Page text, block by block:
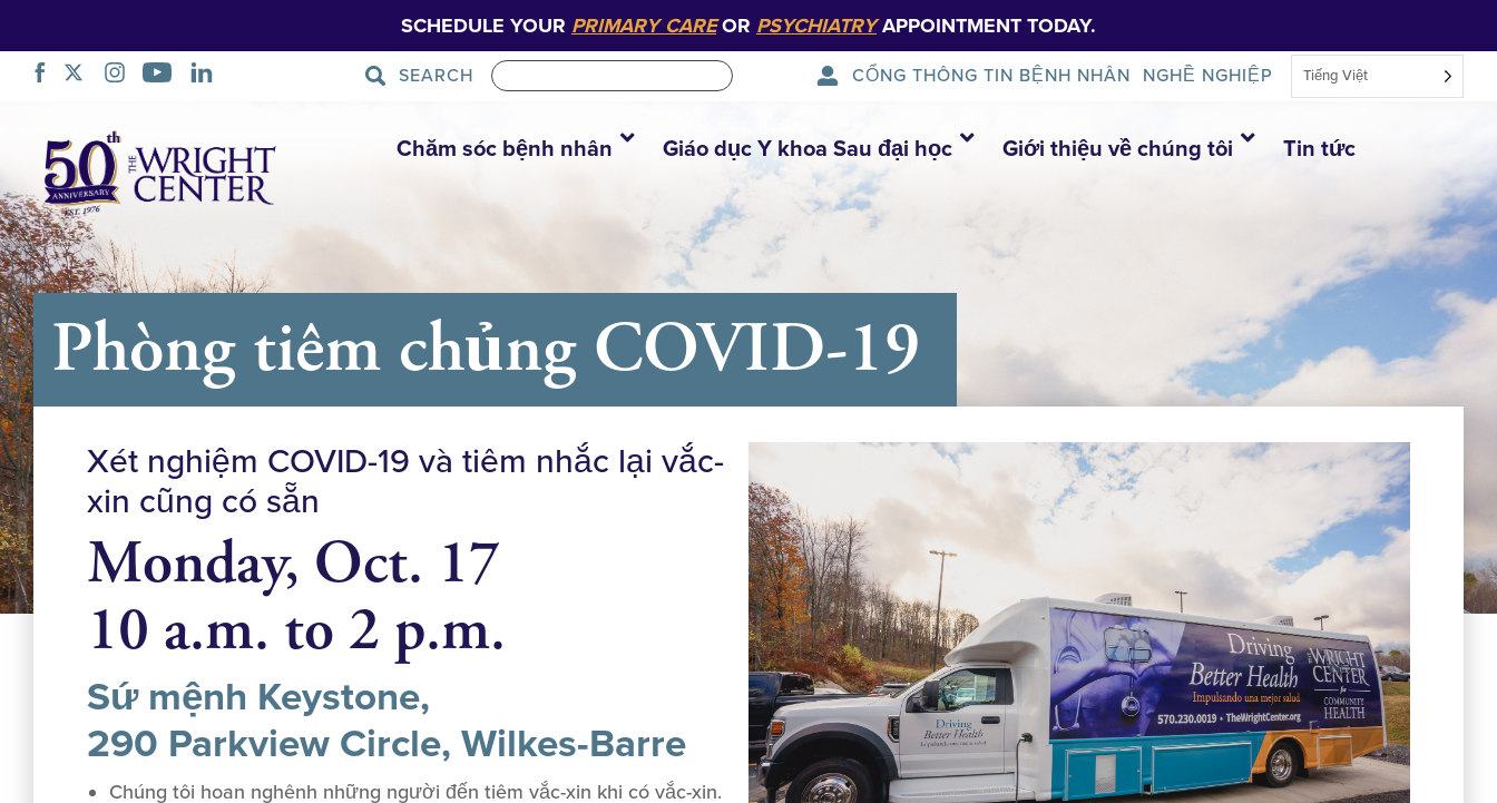
SCHEDULE YOUR PRIMARY CAREOR PSYCHIATRYAPPOINTMENT TODAY.
SEARCH CỔNG THÔNG TIN BỆNH NHÂN NGHỀ NGHIỆP Tiếng Việt
qua
điều
hướng
Chăm sóc bệnh nhân Giáo dục Y khoa Sau đại học Giới thiệu về chúng tôi Tin tức
Phòng tiêm chủng COVID-19
Xét nghiệm COVID-19 và tiêm nhắc lại vắc-
xin cũng có sẵn
Monday, Oct. 17
10 a.m. to 2 p.m.
Sứ mệnh Keystone,
290 Parkview Circle, Wilkes-Barre
Chúng tôi hoan nghênh những người đến tiêm vắc-xin khi có vắc-xin.